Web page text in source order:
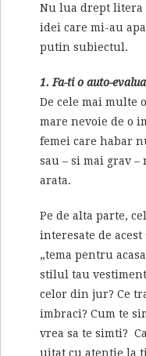
Nu lua drept litera
idei care mi-au
putin subiectul.
1. Fa-ti o auto-
De cele mai multe
mare nevoie de o
femei care habar
sau – si mai grav –
arata.
Pe de alta parte,
interesate de
„tema pentru
stilul tau
celor din jur? Ce
imbraci? Cum te
vrea sa te simti?
uitat cu atentie la